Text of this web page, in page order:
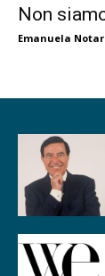
Non
Emanuela